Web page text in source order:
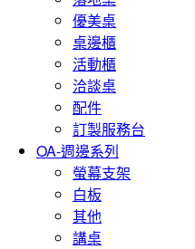
優美桌
桌邊櫃
活動櫃
洽談桌
配件
訂製服務台
OA-週邊系列
螢幕支架
白板
其他
講桌